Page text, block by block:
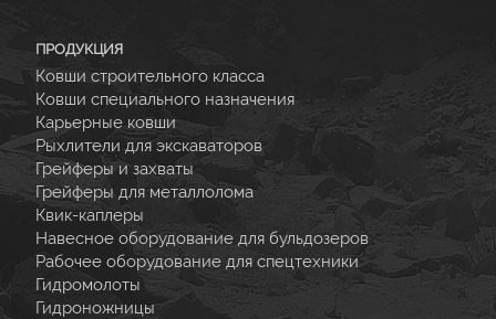
ПРОДУКЦИЯ
Ковши строительного класса
Ковши специального назначения
Карьерные ковши
Рыхлители для экскаваторов
Грейферы и захваты
Грейферы для металлолома
Квик-каплеры
Навесное оборудование для бульдозеров
Рабочее оборудование для спецтехники
Гидромолоты
Гидроножницы